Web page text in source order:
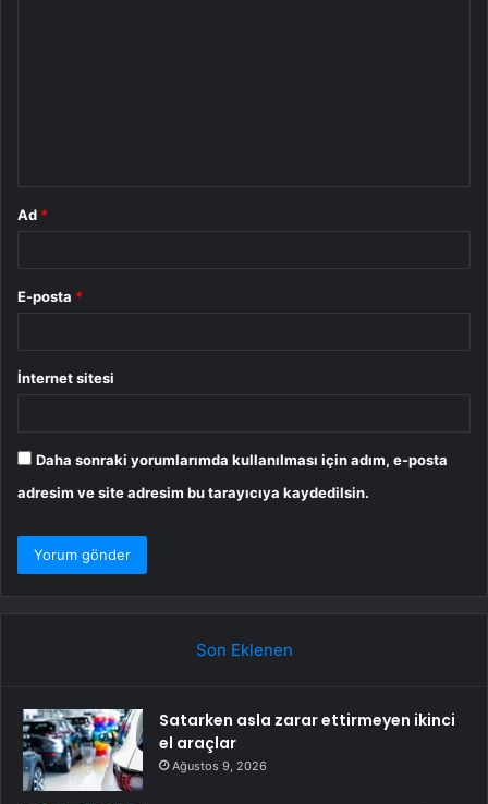
Ad *
E-posta *
İnternet sitesi
Daha sonraki yorumlarımda kullanılması için adım, e-posta
adresim ve site adresim bu tarayıcıya kaydedilsin.
Son Eklenen
Satarken asla zarar ettirmeyen ikinci
el araçlar
Ağustos 9, 2026